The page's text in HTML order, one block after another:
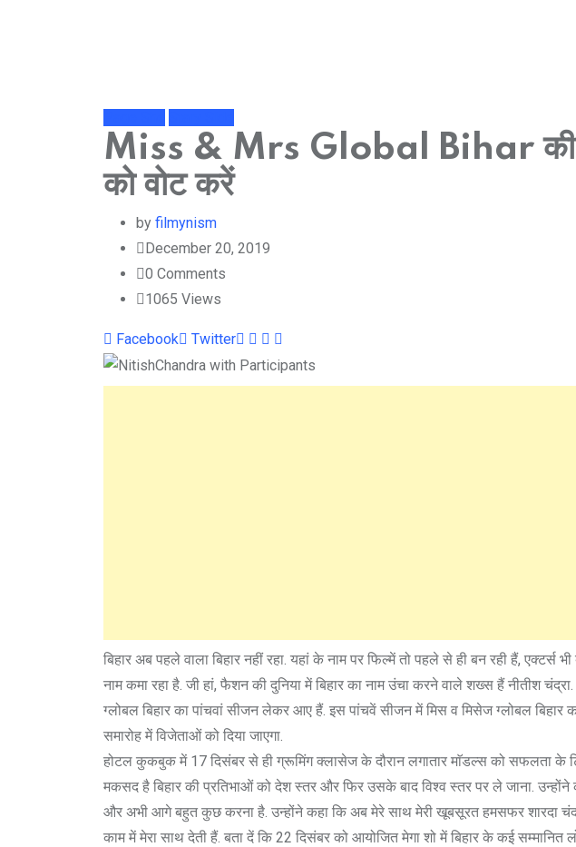
Miss & Mrs Global Bihar की
को वोट करें
by filmynism
December 20, 2019
0 Comments
1065 Views
Facebook Twitter Youtube
LinkedIn
Whatsapp
बिहार अब पहले वाला बिहार नहीं रहा. यहां के नाम पर फिल्में तो पहले से ही बन रही हैं,
नाम कमा रहा है. जी हां, फैशन की दुनिया में बिहार का नाम उंचा करने वाले शख्स हैं नीतीश
ग्लोबल बिहार का पांचवां सीजन लेकर आए हैं. इस पांचवें सीजन में मिस व मिसेज ग्लोबल बिहार
समारोह में विजेताओं को दिया जाएगा.
होटल कुकबुक में 17 दिसंबर से ही ग्रूमिंग क्लासेज के दौरान लगातार माॅडल्स को सफलता के
मकसद है बिहार की प्रतिभाओं को देश स्तर और फिर उसके बाद विश्व स्तर पर ले जाना.
और अभी आगे बहुत कुछ करना है. उन्होंने कहा कि अब मेरे साथ मेरी खूबसूरत हमसफर शारदा
काम में मेरा साथ देती हैं. बता दें कि 22 दिसंबर को आयोजित मेगा शो में बिहार के कई सम्मानित